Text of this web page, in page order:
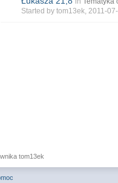
Started bytom13ek, 2011-
tom13ek